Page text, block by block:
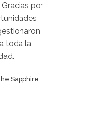
Gracias por
toda la
Sapphire